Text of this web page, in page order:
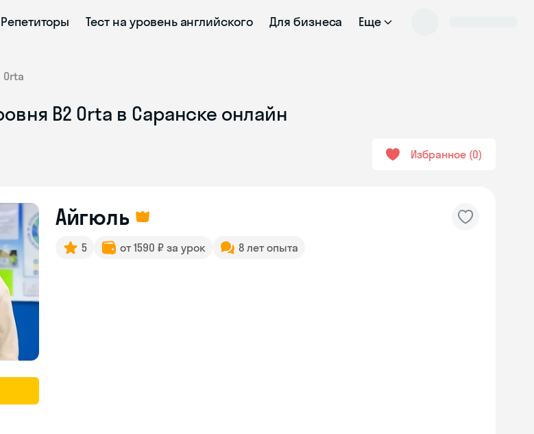
Репетиторы Тест на уровень английского Для бизнеса Еще
Orta
B2 Orta в Саранске онлайн
Избранное 0
Айгюль
5 от 1590 ₽ за урок 8 лет опыта